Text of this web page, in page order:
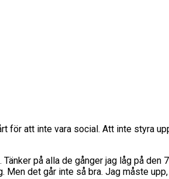
för att inte vara social. Att inte styra
på alla de gånger jag låg på
Men det går inte så bra. Jag måste